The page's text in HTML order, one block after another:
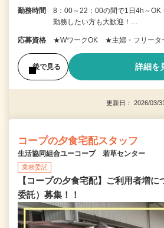
勤務時間
8：00～22：00の間で1日4h～
勤務したい方も大歓迎！…
応募資格 ★WワークOK ★主婦・フリータ
後で見る 詳細を
更新日： 2026/03/
コープの夕食宅配スタッフ
生活協同組合ユーコープ 若草センター
業務委託
【コープの夕食宅配】ご利用者増
委託）募集！！